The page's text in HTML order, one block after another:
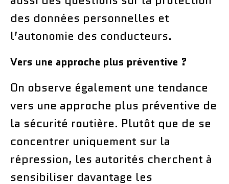
des données personnelles et
l’autonomie des conducteurs.
Vers une approche plus préventive ?
On observe également une tendance
vers une approche plus préventive de
la sécurité routière. Plutôt que de se
concentrer uniquement sur la
répression, les autorités cherchent à
sensibiliser davantage les